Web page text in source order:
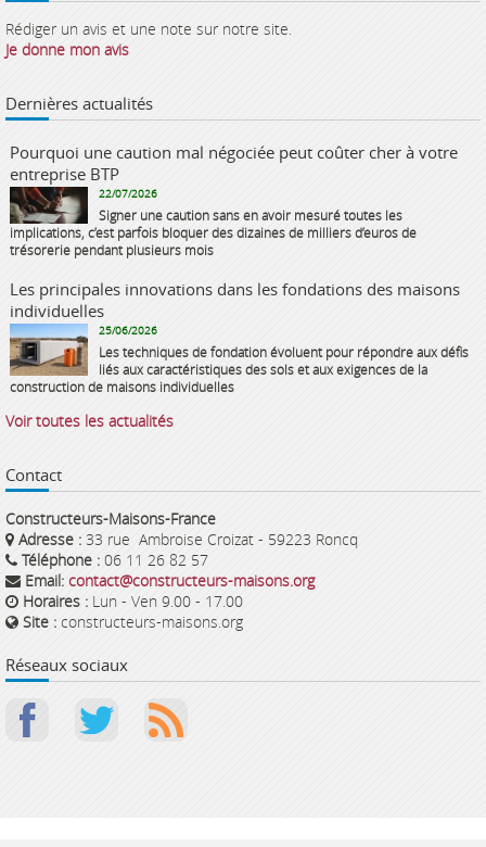
Rédiger un avis et une note sur notre site.
Je donne mon avis
Dernières actualités
Pourquoi une caution mal négociée peut coûter cher à votre
entreprise BTP
22/07/2026
Signer une caution sans en avoir mesuré toutes les
implications, c’est parfois bloquer des dizaines de milliers d’euros de
trésorerie pendant plusieurs mois
Les principales innovations dans les fondations des maisons
individuelles
25/06/2026
Les techniques de fondation évoluent pour répondre aux défis
liés aux caractéristiques des sols et aux exigences de la
construction de maisons individuelles
Voir toutes les actualités
Contact
Constructeurs-Maisons-France
Adresse : 33 rue Ambroise Croizat - 59223 Roncq
Téléphone : 06 11 26 82 57
Email: contact@constructeurs-maisons.org
Horaires : Lun - Ven 9.00 - 17.00
Site : constructeurs-maisons.org
Réseaux sociaux